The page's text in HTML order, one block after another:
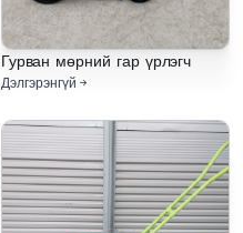
Гурван мөрний гар үрлэгч
Дэлгэрэнгүй